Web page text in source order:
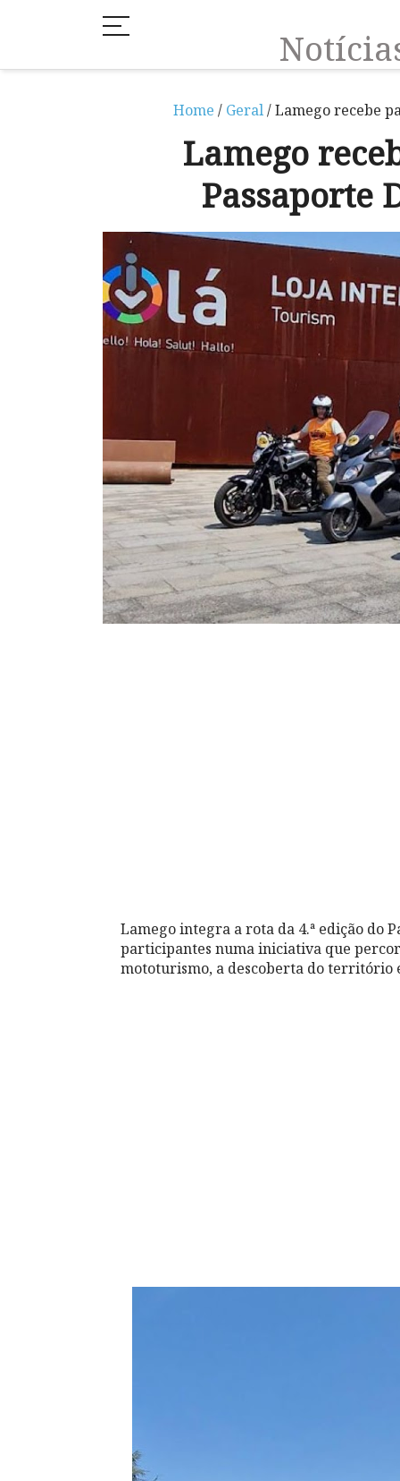
Home / Geral/ Lamego recebe
Lamego
Passaporte
Lamego integra a rota da 4.ª edição do
participantes numa iniciativa que
mototurismo, a descoberta do território